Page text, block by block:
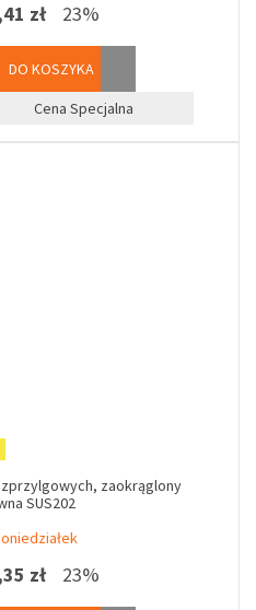
zł 23%
DO KOSZYKA
Cena Specjalna
zaokrąglony
SUS202
zł 23%